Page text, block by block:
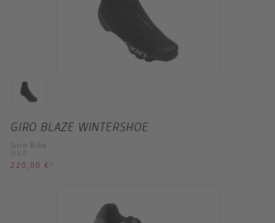
GIRO BLAZE WINTERSHOE
Giro Bike
UVP
220,00 € *